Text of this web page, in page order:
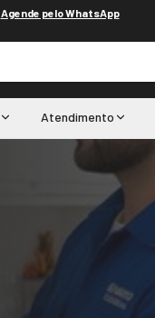
Agende pelo WhatsApp
Atendimento